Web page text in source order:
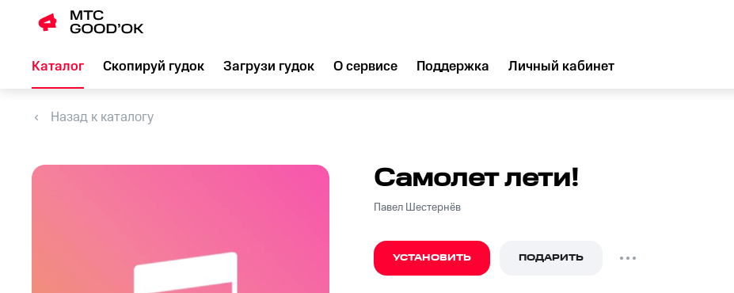
Каталог Скопируй гудок Загрузи гудок О сервисе Поддержка Личный кабинет
Назад к каталогу
Самолет лети!
Павел Шестернёв
УСТАНОВИТЬ ПОДАРИТЬ